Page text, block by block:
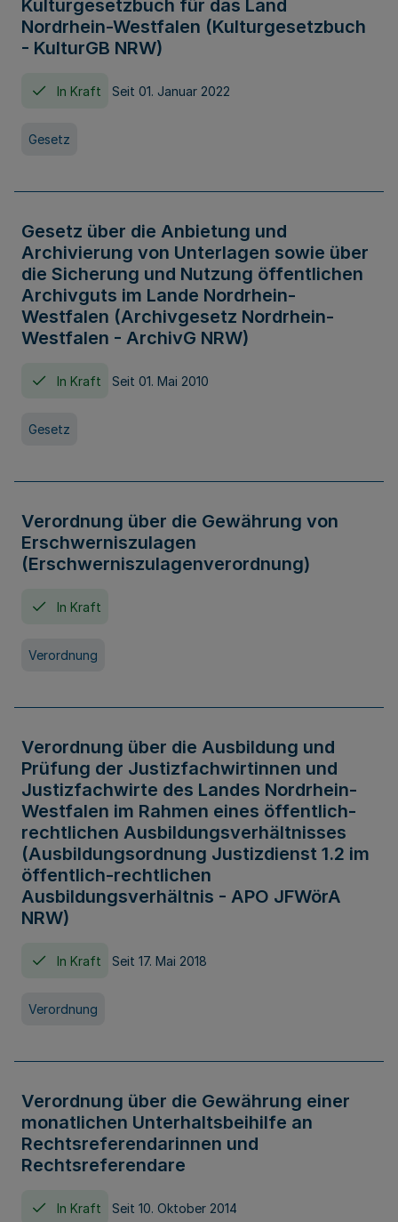
Kulturgesetzbuch für das Land
Nordrhein-Westfalen (Kulturgesetzbuch
- KulturGB NRW)
In Kraft Seit 01. Januar 2022
Gesetz
Gesetz über die Anbietung und
Archivierung von Unterlagen sowie über
die Sicherung und Nutzung öffentlichen
Archivguts im Lande Nordrhein-
Westfalen (Archivgesetz Nordrhein-
Westfalen - ArchivG NRW)
In Kraft Seit 01. Mai 2010
Gesetz
Verordnung über die Gewährung von
Erschwerniszulagen
(Erschwerniszulagenverordnung)
In Kraft
Verordnung
Verordnung über die Ausbildung und
Prüfung der Justizfachwirtinnen und
Justizfachwirte des Landes Nordrhein-
Westfalen im Rahmen eines öffentlich-
rechtlichen Ausbildungsverhältnisses
(Ausbildungsordnung Justizdienst 1.2 im
öffentlich-rechtlichen
Ausbildungsverhältnis - APO JFWörA
NRW)
In Kraft Seit 17. Mai 2018
Verordnung
Verordnung über die Gewährung einer
monatlichen Unterhaltsbeihilfe an
Rechtsreferendarinnen und
Rechtsreferendare
In Kraft Seit 10. Oktober 2014